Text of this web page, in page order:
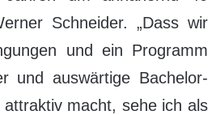
Schneider. „Dass wir
und ein Programm
und auswärtige Bachelor-
macht, sehe ich als